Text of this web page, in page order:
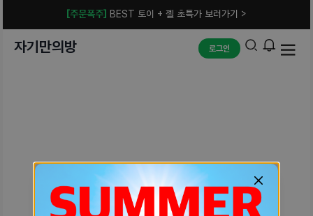
[주문폭주] BEST 토이 + 젤 초특가 보러가기 >
자기만의방 로그인